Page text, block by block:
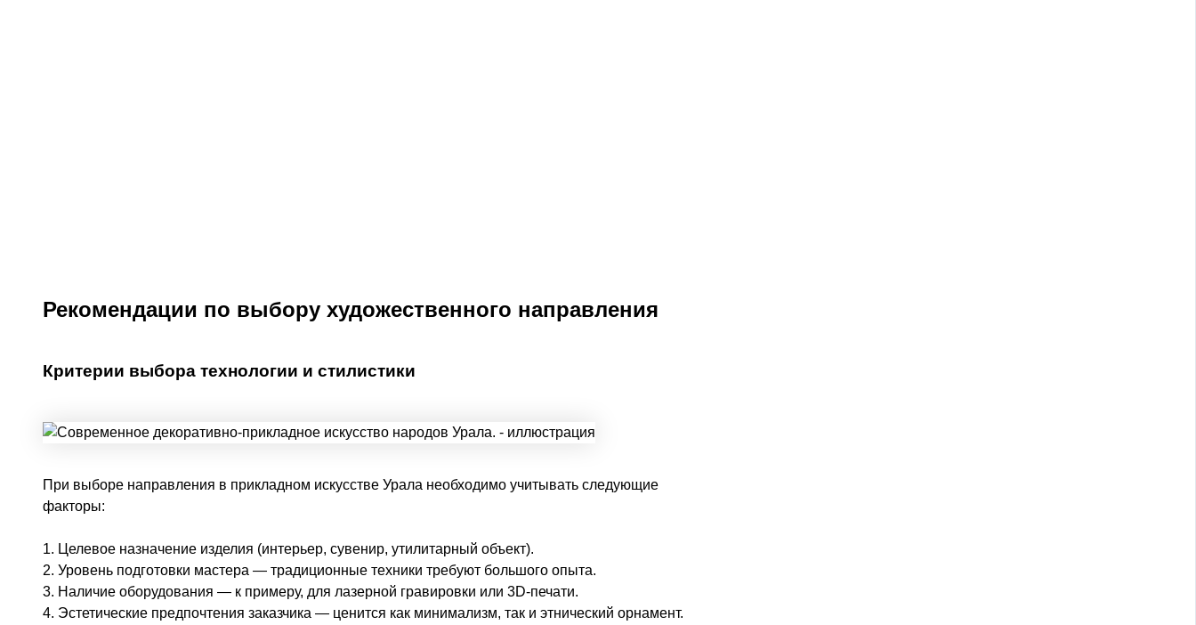
Рекомендации по выбору художественного направления
Критерии выбора технологии и стилистики
При выборе направления в прикладном искусстве Урала необходимо учитывать следующие
факторы:
1. Целевое назначение изделия (интерьер, сувенир, утилитарный объект).
2. Уровень подготовки мастера — традиционные техники требуют большого опыта.
3. Наличие оборудования — к примеру, для лазерной гравировки или 3D-печати.
4. Эстетические предпочтения заказчика — ценится как минимализм, так и этнический орнамент.